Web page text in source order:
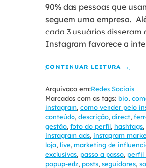
90% das pessoas que
seguem uma empresa.
cada 3 usuários disseram
Instagram favorece a
CONTINUAR LEITURA →
Arquivado em:Redes Sociais
Marcados com as tags: bio,
instagram, como vender pelo
conteúdo, descrição, direct,
gestão, foto do perfil, hashtags,
instagram ads, instagram
loja, live, marketing de
exclusivas, passo a passo, perfil
popup-edz, posts, seguidores,